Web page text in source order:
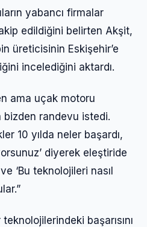
yabancı firmalar
edildiğini belirten Akşit,
üreticisinin Eskişehir’e
incelediğini aktardı.
ama uçak motoru
randevu istedi.
10 yılda neler başardı,
diyerek eleştiride
‘Bu teknolojileri nasıl
başarısını